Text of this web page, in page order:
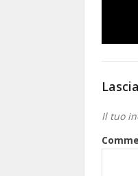
Il tuo